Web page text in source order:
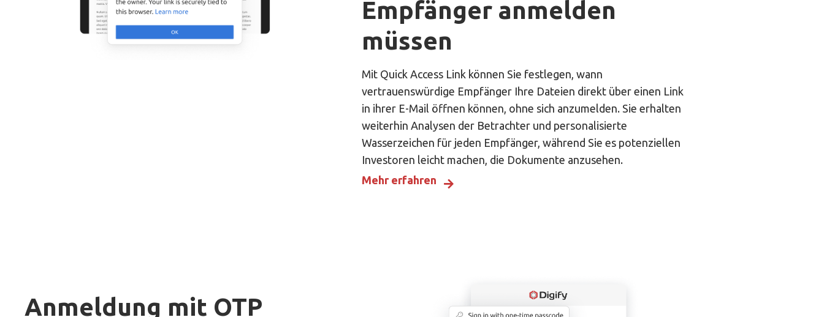
Empfänger anmelden
müssen
Mit Quick Access Link können Sie festlegen, wann
vertrauenswürdige Empfänger Ihre Dateien direkt über einen Link
in ihrer E-Mail öffnen können, ohne sich anzumelden. Sie erhalten
weiterhin Analysen der Betrachter und personalisierte
Wasserzeichen für jeden Empfänger, während Sie es potenziellen
Investoren leicht machen, die Dokumente anzusehen.
Mehr erfahren
Anmeldung mit OTP